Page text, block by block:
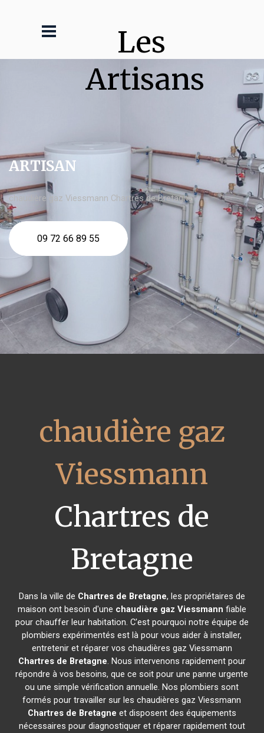
Les
Artisans
ARTISAN
chaudière gaz Viessmann Chartres de Bretagne
09 72 66 89 55
chaudière gaz
Viessmann
Chartres de
Bretagne
Dans la ville de Chartres de Bretagne, les propriétaires de
maison ont besoin d'une chaudière gaz Viessmann fiable
pour chauffer leur habitation. C'est pourquoi notre équipe de
plombiers expérimentés est là pour vous aider à installer,
entretenir et réparer vos chaudières gaz Viessmann
Chartres de Bretagne. Nous intervenons rapidement pour
répondre à vos besoins, que ce soit pour une panne urgente
ou une simple vérification annuelle. Nos plombiers sont
formés pour travailler sur les chaudières gaz Viessmann
Chartres de Bretagne et disposent des équipements
nécessaires pour diagnostiquer et réparer rapidement tout